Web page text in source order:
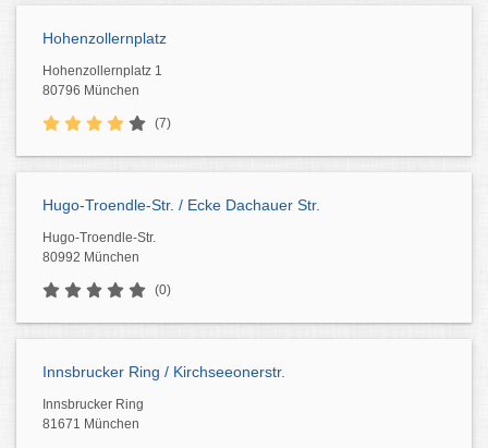
Hohenzollernplatz
Hohenzollernplatz 1
80796 München
(7)
Hugo-Troendle-Str. / Ecke Dachauer Str.
Hugo-Troendle-Str.
80992 München
(0)
Innsbrucker Ring / Kirchseeonerstr.
Innsbrucker Ring
81671 München